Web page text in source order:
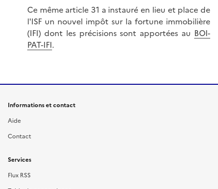
Ce même article 31 a instauré en lieu et place de
l'ISF un nouvel impôt sur la fortune immobilière
(IFI) dont les précisions sont apportées au BOI-
PAT-IFI.
Informations et contact
Aide
Contact
Services
Flux RSS